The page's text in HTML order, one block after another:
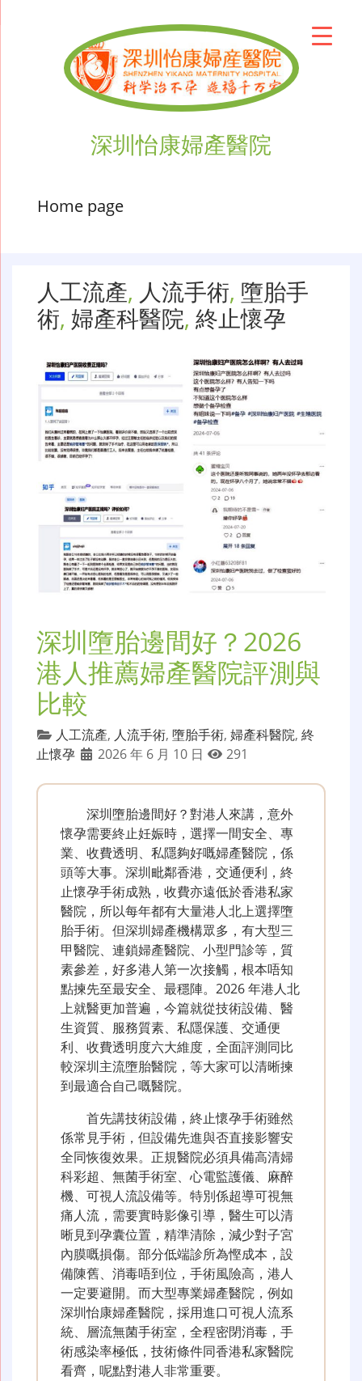
深圳怡康婦產醫院
Home page
人工流產, 人流手術, 墮胎手
術, 婦產科醫院, 終止懷孕
深圳墮胎邊間好？2026
港人推薦婦產醫院評測與
比較
人工流產, 人流手術, 墮胎手術, 婦產科醫院, 終
止懷孕
2026 年 6 月 10 日 291
深圳墮胎邊間好？對港人來講，意外
懷孕需要終止妊娠時，選擇一間安全、專
業、收費透明、私隱夠好嘅婦產醫院，係
頭等大事。深圳毗鄰香港，交通便利，終
止懷孕手術成熟，收費亦遠低於香港私家
醫院，所以每年都有大量港人北上選擇墮
胎手術。但深圳婦產機構眾多，有大型三
甲醫院、連鎖婦產醫院、小型門診等，質
素參差，好多港人第一次接觸，根本唔知
點揀先至最安全、最穩陣。2026 年港人北
上就醫更加普遍，今篇就從技術設備、醫
生資質、服務質素、私隱保護、交通便
利、收費透明度六大維度，全面評測同比
較深圳主流墮胎醫院，等大家可以清晰揀
到最適合自己嘅醫院。
首先講技術設備，終止懷孕手術雖然
係常見手術，但設備先進與否直接影響安
全同恢復效果。正規醫院必須具備高清婦
科彩超、無菌手術室、心電監護儀、麻醉
機、可視人流設備等。特別係超導可視無
痛人流，需要實時影像引導，醫生可以清
晰見到孕囊位置，精準清除，減少對子宮
內膜嘅損傷。部分低端診所為慳成本，設
備陳舊、消毒唔到位，手術風險高，港人
一定要避開。而大型專業婦產醫院，例如
深圳怡康婦產醫院，採用進口可視人流系
統、層流無菌手術室，全程密閉消毒，手
術感染率極低，技術條件同香港私家醫院
看齊，呢點對港人非常重要。